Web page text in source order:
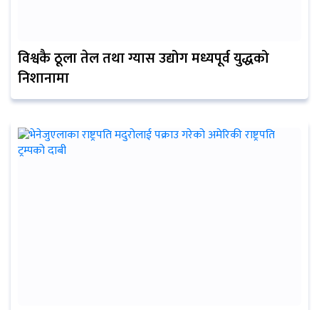
विश्वकै ठूला तेल तथा ग्यास उद्योग मध्यपूर्व युद्धको
निशानामा